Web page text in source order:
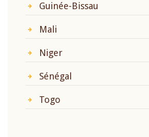
Guinée-Bissau
Mali
Niger
Sénégal
Togo